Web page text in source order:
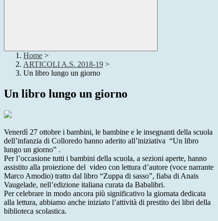
Home >
ARTICOLI A.S. 2018-19 >
Un libro lungo un giorno
Un libro lungo un giorno
Venerdì 27 ottobre i bambini, le bambine e le insegnanti della scuola
dell’infanzia di Colloredo hanno aderito all’iniziativa “Un libro
lungo un giorno” .
Per l’occasione tutti i bambini della scuola, a sezioni aperte, hanno
assistito alla proiezione del video con lettura d’autore (voce narrante
Marco Amodio) tratto dal libro “Zuppa di sasso”, fiaba di Anais
Vaugelade, nell’edizione italiana curata da Babalibri.
Per celebrare in modo ancora più significativo la giornata dedicata
alla lettura, abbiamo anche iniziato l’attività di prestito dei libri della
biblioteca scolastica.